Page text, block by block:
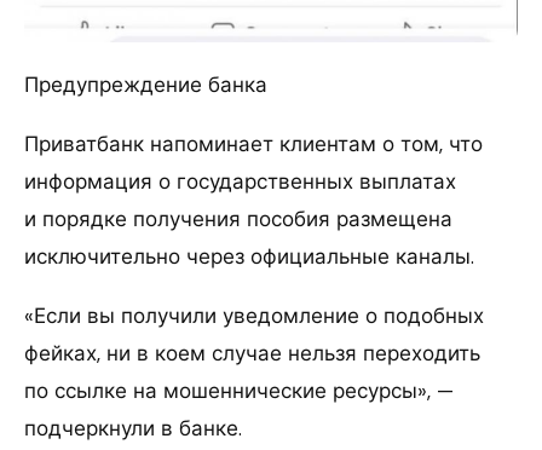
Предупреждение банка
Приватбанк напоминает клиентам о том, что
информация о государственных выплатах
и порядке получения пособия размещена
исключительно через официальные каналы.
«Если вы получили уведомление о подобных
фейках, ни в коем случае нельзя переходить
по ссылке на мошеннические ресурсы», —
подчеркнули в банке.